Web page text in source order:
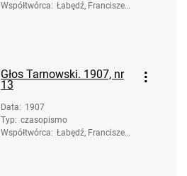
Współtwórca: Łabędź, Franciszek.
Głos Tarnowski. 1907, nr
13
Data: 1907
Typ: czasopismo
Współtwórca: Łabędź, Franciszek.